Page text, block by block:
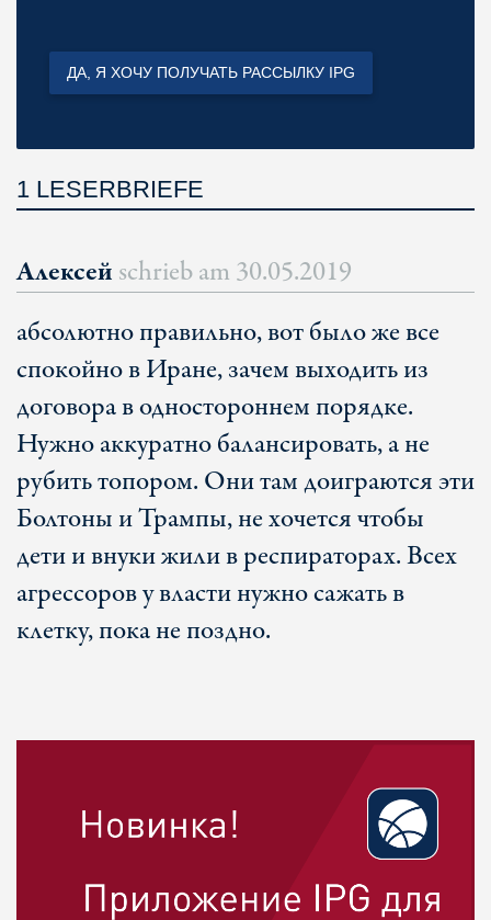
ДА, Я ХОЧУ ПОЛУЧАТЬ РАССЫЛКУ IPG
1 LESERBRIEFE
Алексей schrieb am 30.05.2019
абсолютно правильно, вот было же все
спокойно в Иране, зачем выходить из
договора в одностороннем порядке.
Нужно аккуратно балансировать, а не
рубить топором. Они там доиграются эти
Болтоны и Трампы, не хочется чтобы
дети и внуки жили в респираторах. Всех
агрессоров у власти нужно сажать в
клетку, пока не поздно.